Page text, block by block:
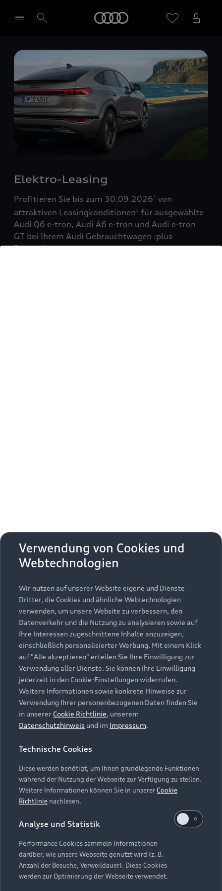
Händler wählen
Elektro-Leasing
Profitieren Sie bis zum 30.09.20261 von
attraktiven Leasingkonditionen2 für ausgewählte
Audi Q6 e-tron, Audi A6 e-tron und Audi e-tron
GT bei Ihrem Audi Gebrauchtwagen :plus
Partner!
Zurück nach oben
Modelle
Alle Modelle
Modelle vergleichen
Elektromodelle
Plug-in-Hybride
Kaufen & leasen
Neuwagensuche
Gebrauchtwagensuche
Gebrauchtwagen
Finanzierung
Aktionen & Angebote
Geschäftskunden
Service & Zubehör
Saisonale Angebote
Audi Services
Garantie
Audi digital services
myAudi
Support
Kundenservice
Händlersuche
Audi Code
Online-Terminvereinbarung
Servicekontakt
Vertrag widerrufen
Über Audi
Unternehmen
Karriere
Investor Relations
Presse & Media Center
Datenschutz
Audi erleben
Newsletter
Impressum Rechtliches
Hinweisgebersystem
Datenschutzinformation
Cookie-Einstellungen
Cookie-Richtlinie
Barrierefreiheit
Hinweis: Die aktuelle Darstellung und Anordnung der
Embleme am Fahrzeug bei allen Abbildungen auf dieser
Webseite kann abweichen.
Verwendung von Cookies und
Webtechnologien
Wir nutzen auf unserer Website eigene und Dienste
Dritter, die Cookies und ähnliche Webtechnologien
verwenden, um unsere Website zu verbessern, den
Datenverkehr und die Nutzung zu analysieren sowie auf
Ihre Interessen zugeschnittene Inhalte anzuzeigen,
einschließlich personalisierter Werbung. Mit einem Klick
auf "Alle akzeptieren" erteilen Sie Ihre Einwilligung zur
Verwendung aller Dienste. Sie können Ihre Einwilligung
jederzeit in den Cookie-Einstellungen widerrufen.
Weitere Informationen sowie konkrete Hinweise zur
Verwendung Ihrer personenbezogenen Daten finden Sie
in unserer Cookie Richtlinie, unserem
Datenschutzhinweis und im Impressum.
Technische Cookies
Diese werden benötigt, um Ihnen grundlegende Funktionen
während der Nutzung der Webseite zur Verfügung zu stellen.
Weitere Informationen können Sie in unsererCookie
Richtlinie nachlesen.
Analyse und Statistik
Performance Cookies sammeln Informationen
darüber, wie unsere Webseite genutzt wird (z. B.
Anzahl der Besuche, Verweildauer). Diese Cookies
werden zur Optimierung der Webseite verwendet.